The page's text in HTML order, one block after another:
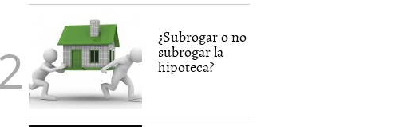
¿Subrogar o no
subrogar la
hipoteca?